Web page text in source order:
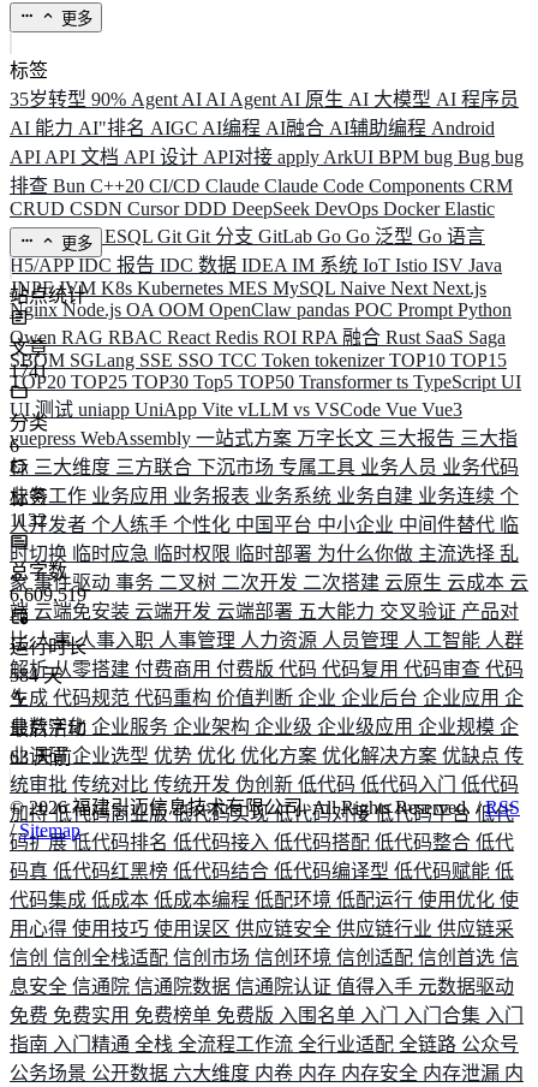
更多
标签
35岁转型 90% Agent AI AI Agent AI 原生 AI 大模型 AI 程序员
AI 能力 AI"排名 AIGC AI编程 AI融合 AI辅助编程 Android
API API 文档 API 设计 API对接 apply ArkUI BPM bug Bug bug
排查 Bun C++20 CI/CD Claude Claude Code Components CRM
CRUD CSDN CursorDDD DeepSeek DevOps DockerElastic
ELK ElysiaESQL Git Git 分支 GitLab Go Go 泛型 Go 语言
H5/APPIDC 报告 IDC 数据 IDEA IM 系统 IoT Istio ISV Java
JNPFJVM K8s Kubernetes MES MySQL Naive Next Next.js
NginxNode.js OA OOM OpenClaw pandas POC Prompt Python
Qwen RAG RBAC React Redis ROI RPA 融合 Rust SaaS Saga
SBOM SGLang SSE SSO TCC Token tokenizerTOP10 TOP15
TOP20 TOP25 TOP30 Top5 TOP50 Transformerts TypeScript UI
UI 测试 uniapp UniApp Vite vLLM vs VSCode Vue Vue3
vuepress WebAssembly 一站式方案 万字长文 三大报告 三大指
标 三大维度 三方联合 下沉市场 专属工具 业务人员 业务代码
业务工作 业务应用 业务报表 业务系统 业务自建 业务连续 个
人开发者 个人练手 个性化 中国平台 中小企业 中间件替代 临
时切换 临时应急 临时权限 临时部署 为什么你做 主流选择 乱
象 事件驱动 事务 二叉树 二次开发 二次搭建 云原生 云成本 云
端 云端免安装 云端开发 云端部署 五大能力 交叉验证 产品对
比人事人事入职 人事管理 人力资源 人员管理 人工智能 人群
解析从零搭建 付费商用 付费版 代码 代码复用 代码审查 代码
生成 代码规范 代码重构 价值判断 企业 企业后台 企业应用 企
业数字化 企业服务 企业架构 企业级 企业级应用 企业规模 企
业调研企业选型 优势 优化 优化方案 优化解决方案 优缺点 传
统审批 传统对比 传统开发 伪创新 低代码 低代码入门 低代码
加持低代码商业版低代码实现低代码对接低代码平台 低代
码扩展低代码排名 低代码接入 低代码搭配 低代码整合 低代
码真 低代码红黑榜 低代码结合 低代码编译型 低代码赋能 低
代码集成 低成本 低成本编程 低配环境 低配运行 使用优化 使
用心得 使用技巧 使用误区 供应链安全 供应链行业 供应链采
信创 信创全栈适配 信创市场 信创环境 信创适配 信创首选 信
息安全 信通院 信通院数据 信通院认证 值得入手 元数据驱动
免费 免费实用 免费榜单 免费版 入围名单 入门 入门合集 入门
指南 入门精通 全栈 全流程工作流 全行业适配 全链路 公众号
公务场景 公开数据 六大维度 内卷 内存 内存安全 内存泄漏 内
更多
站点统计
文章
1741
分类
6
标签
1132
总字数
6,609,519
运行时长
584 天
最后活动
63 天前
©2026福建引迈信息技术有限公司. All Rights Reserved. /RSS
/Sitemap